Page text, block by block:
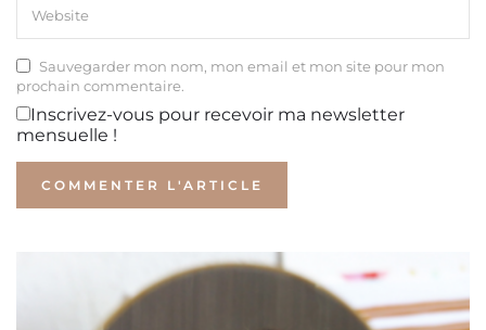
Sauvegarder mon nom, mon email et mon site pour mon
prochain commentaire.
Inscrivez-vous pour recevoir ma newsletter
mensuelle !